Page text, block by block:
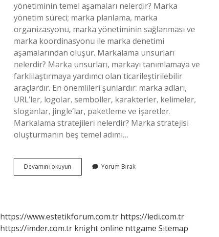
yönetiminin temel aşamaları nelerdir? Marka
yönetim süreci; marka planlama, marka
organizasyonu, marka yönetiminin sağlanması ve
marka koordinasyonu ile marka denetimi
aşamalarından oluşur. Markalama unsurları
nelerdir? Marka unsurları, markayı tanımlamaya ve
farklılaştırmaya yardımcı olan ticarileştirilebilir
araçlardır. En önemlileri şunlardır: marka adları,
URL’ler, logolar, semboller, karakterler, kelimeler,
sloganlar, jingle’lar, paketleme ve işaretler.
Markalama stratejileri nelerdir? Marka stratejisi
oluşturmanın beş temel adımı…
Devamını okuyun Markalama
Sürecinin
Yorum Bırak
https://www.estetikforum.com.tr https://ledi.com.tr
https://imder.com.tr knight online nttgame Sitemap